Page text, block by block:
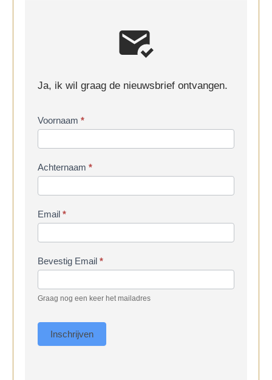
Ja, ik wil graag de nieuwsbrief ontvangen.
Inschrijven
Voornaam *
Achternaam *
Email *
Bevestig Email *
Graag nog een keer het mailadres
Inschrijven